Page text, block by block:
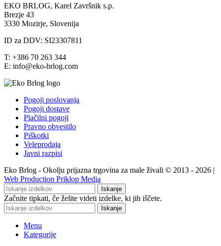
EKO BRLOG, Karel Završnik s.p.
Brezje 43
3330 Mozirje, Slovenija
ID za DDV: SI23307811
T: +386 70 263 344
E: info@eko-brlog.com
Pogoji poslovanja
Pogoji dostave
Plačilni pogoji
Pravno obvestilo
Piškotki
Veleprodaja
Javni razpisi
Eko Brlog - Okolju prijazna trgovina za male živali © 2013 - 2026 |
Web Production Priklop Media
Iskanje
Začnite tipkati, če želite videti izdelke, ki jih iščete.
Iskanje
Menu
Kategorije